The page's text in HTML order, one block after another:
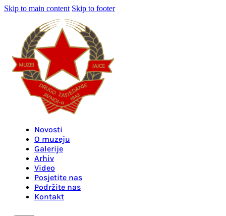
Skip to main content Skip to footer
Novosti
O muzeju
Galerije
Arhiv
Video
Posjetite nas
Podržite nas
Kontakt